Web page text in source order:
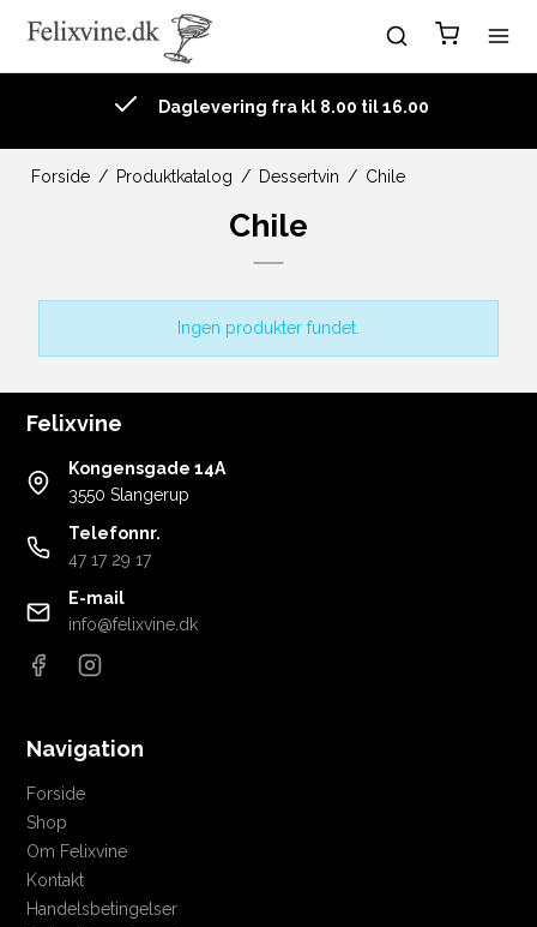
Daglevering fra kl 8.00 til 16.00
Forside / Produktkatalog / Dessertvin / Chile
Chile
Ingen produkter fundet.
Felixvine
Kongensgade 14A
3550 Slangerup
Telefonnr.
47 17 29 17
E-mail
info@felixvine.dk
Navigation
Forside
Shop
Om Felixvine
Kontakt
Handelsbetingelser